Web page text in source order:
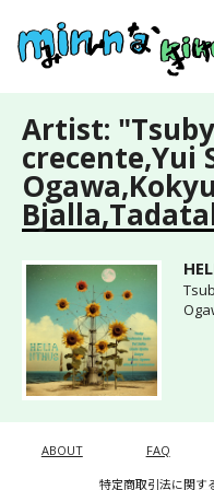
Artist:
crecente,Yui
ABOUT FAQ
特定商取引法に関す